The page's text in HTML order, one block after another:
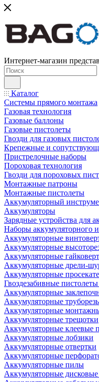
Интернет-магазин
Каталог
Системы прямого монтажа
Газовая технология
Газовые баллоны
Газовые пистолеты
Гвозди для газовых
Крепежные и
Пристрелочные наборы
Пороховая технология
Гвозди для пороховых
Монтажные патроны
Монтажные пистолеты
Аккумуляторный
Аккумуляторы
Зарядные устройства для
Наборы аккумуляторного
Аккумуляторные
Аккумуляторные
Аккумуляторные
Аккумуляторные дрели-
Аккумуляторные
Гвоздезабивные
Аккумуляторные
Аккумуляторные
Аккумуляторные
Аккумуляторные трещотки
Аккумуляторные клеевые
Аккумуляторные лобзики
Аккумуляторные отвертки
Аккумуляторные
Аккумуляторные пилы
Аккумуляторные